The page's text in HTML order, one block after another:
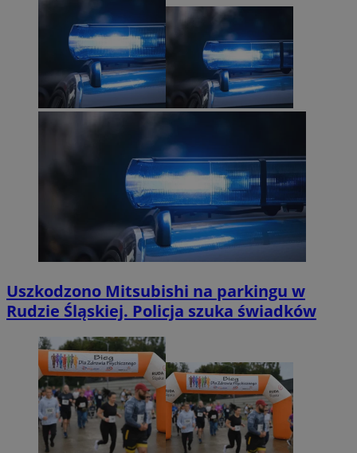
Uszkodzono Mitsubishi na parkingu w
Rudzie Śląskiej. Policja szuka świadków